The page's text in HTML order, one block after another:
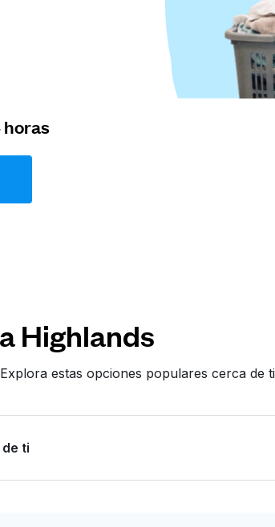
horas
Highlands
estas opciones populares cerca de
ti